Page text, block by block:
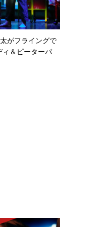
がフライングで
ィ＆ピーターパ